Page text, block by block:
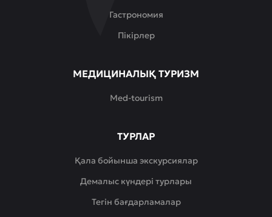
Гастрономия
Пікірлер
МЕДИЦИНАЛЫҚ ТУРИЗМ
Med-tourism
ТУРЛАР
Қала бойынша экскурсиялар
Демалыс күндері турлары
Тегін бағдарламалар